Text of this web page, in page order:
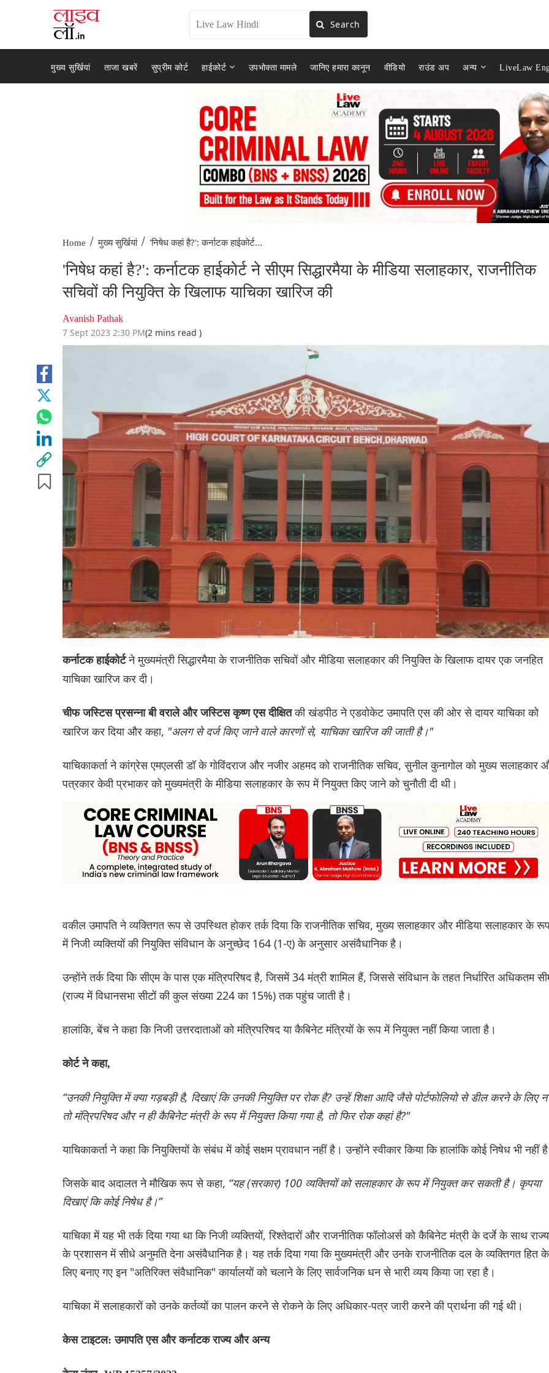
Search
मुख्य सुर्खियां ताजा खबरें सुप्रीम कोर्ट हाईकोर्ट उपभोक्ता मामले जानिए हमारा कानून वीडियो राउंड अप अन्य LiveLaw
Home / मुख्य सुर्खियां / 'निषेध कहां है?': कर्नाटक हाईकोर्ट...
'निषेध कहां है?': कर्नाटक हाईकोर्ट ने सीएम सिद्धारमैया के मीडिया सलाहकार, राजनीतिक
सचिवों की नियुक्ति के खिलाफ याचिका खारिज की
Avanish Pathak
7 Sept 2023 2:30 PM(2 mins read )
कर्नाटक हाईकोर्टने मुख्यमंत्री सिद्धारमैया के राजनीतिक सचिवों और मीडिया सलाहकार की नियुक्ति के खिलाफ दायर एक जनहित
याचिका खारिज कर दी।
चीफ ज‌स्टिस प्रसन्ना बी वराले और जस्टिस कृष्ण एस दीक्षितकी खंडपीठ ने एडवोकेट उमापति एस की ओर से दायर याचिका को
खारिज कर दिया और कहा, "अलग से दर्ज किए जाने वाले कारणों से, याचिका खारिज की जाती है।"
याचिकाकर्ता ने कांग्रेस एमएलसी डॉ के गोविंदराज और नजीर अहमद को राजनीतिक सचिव, सुनील कुनागोल को मुख्य सलाहकार
पत्रकार केवी प्रभाकर को मुख्यमंत्री के मीडिया सलाहकार के रूप में नियुक्त किए जाने को चुनौती दी थी।
वकील उमापति ने व्यक्तिगत रूप से उपस्थित होकर तर्क दिया कि राजनीतिक सचिव, मुख्य सलाहकार और मीडिया सलाहकार के
में निजी व्यक्तियों की नियुक्ति संविधान के अनुच्छेद 164 (1-ए) के अनुसार असंवैधानिक है।
उन्होंने तर्क दिया कि सीएम के पास एक मंत्रिपरिषद है, जिसमें 34 मंत्री शामिल हैं, जिससे संविधान के तहत निर्धारित अधिकतम
(राज्य में विधानसभा सीटों की कुल संख्या 224 का 15%) तक पहुंच जाती है।
हालांकि, बेंच ने कहा कि निजी उत्तरदाताओं को मंत्रिपरिषद या कैबिनेट मंत्रियों के रूप में नियुक्त नहीं किया जाता है।
कोर्ट ने कहा,
“उनकी नियुक्ति में क्या गड़बड़ी है, दिखाएं कि उनकी नियुक्ति पर रोक है? उन्हें शिक्षा आदि जैसे पोर्टफोलियो से डील करने के लिए न
तो मंत्रिपरिषद और न ही कैबिनेट मंत्री के रूप में नियुक्त किया गया है, तो फिर रोक कहां है?"
याचिकाकर्ता ने कहा कि नियुक्तियों के संबंध में कोई सक्षम प्रावधान नहीं है। उन्होंने स्वीकार किया कि हालांकि कोई निषेध भी नहीं
जिसके बाद अदालत ने मौखिक रूप से कहा, “यह (सरकार) 100 व्यक्तियों को सलाहकार के रूप में नियुक्त कर सकती है। कृपया
दिखाएं कि कोई निषेध है।”
याचिका में यह भी तर्क दिया गया था कि निजी व्यक्तियों, रिश्तेदारों और राजनीतिक फॉलोअर्स को कैबिनेट मंत्री के दर्जे के साथ राज्य
के प्रशासन में सीधे अनुमति देना असंवैधानिक है। यह तर्क दिया गया कि मुख्यमंत्री और उनके राजनीतिक दल के व्यक्तिगत हित के
लिए बनाए गए इन "अतिरिक्त संवैधानिक" कार्यालयों को चलाने के लिए सार्वजनिक धन से भारी व्यय किया जा रहा है।
याचिका में सलाहकारों को उनके कर्तव्यों का पालन करने से रोकने के लिए अधिकार-पत्र जारी करने की प्रार्थना की गई थी।
केस टाइटल: उमापति एस और कर्नाटक राज्य और अन्य